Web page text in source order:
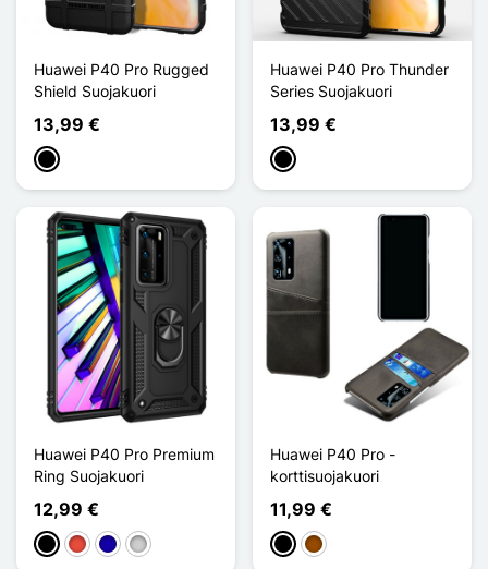
Huawei P40 Pro Rugged
Shield Suojakuori
13,99 €
Musta
Huawei P40 Pro Thunder
Series Suojakuori
13,99 €
Musta
Huawei P40 Pro Premium
Ring Suojakuori
12,99 €
MustaPunainenBleu Foncé
Argenté
Huawei P40 Pro -
korttisuojakuori
11,99 €
MustaRuskea